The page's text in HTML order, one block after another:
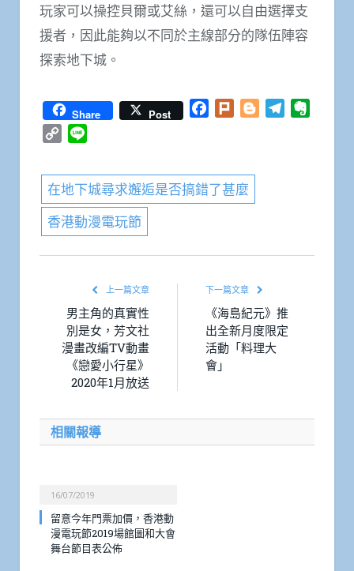
玩家可以操控貝爾或艾絲，還可以自由選擇支
援者，因此能夠以不同於主線部分的隊伍陣容
探索地下城。
Share Post Facebook
Plurk BloggerTelegram
Copy
在地下城尋求邂逅是否搞錯了甚麼
香港動漫電玩節
上一篇文章
男主角的真實性
別是女，芳文社
漫畫改編TV動畫
《戀愛小行星》
2020年1月放送
下一篇文章
《海島紀元》推
出全新月度限定
活動「料理大
會」
相關報導
16/07/2019
留意今年門票加價，香港動
漫電玩節2019場館圖和大會
舞台節目表公佈